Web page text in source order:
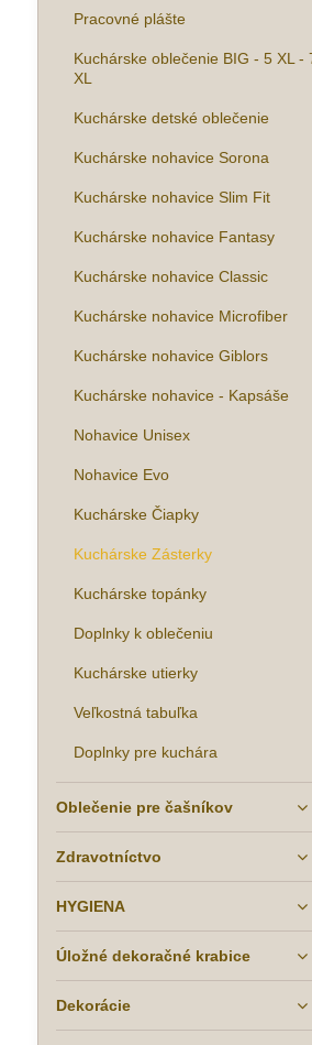
Pracovné plášte
Kuchárske oblečenie BIG - 5 XL -
XL
Kuchárske detské oblečenie
Kuchárske nohavice Sorona
Kuchárske nohavice Slim Fit
Kuchárske nohavice Fantasy
Kuchárske nohavice Classic
Kuchárske nohavice Microfiber
Kuchárske nohavice Giblors
Kuchárske nohavice - Kapsáše
Nohavice Unisex
Nohavice Evo
Kuchárske Čiapky
Kuchárske Zásterky
Kuchárske topánky
Doplnky k oblečeniu
Kuchárske utierky
Veľkostná tabuľka
Doplnky pre kuchára
Oblečenie pre čašníkov
Zdravotníctvo
HYGIENA
Úložné dekoračné krabice
Dekorácie